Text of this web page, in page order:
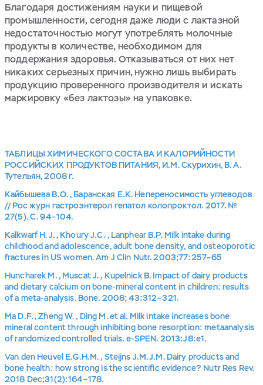
Благодаря достижениям науки и пищевой
промышленности, сегодня даже люди с лактазной
недостаточностью могут употреблять молочные
продукты в количестве, необходимом для
поддержания здоровья. Отказываться от них нет
никаких серьезных причин, нужно лишь выбирать
продукцию проверенного производителя и искать
маркировку «без лактозы» на упаковке.
ТАБЛИЦЫ ХИМИЧЕСКОГО СОСТАВА И КАЛОРИЙНОСТИ
РОССИЙСКИХ ПРОДУКТОВ ПИТАНИЯ, И.М. Скурихин, В.А.
Тутельян, 2008 г.
Кайбышева В.О., Баранская Е.К. Непереносимость углеводов
// Рос журн гастроэнтерол гепатол колопроктол. 2017. №
27(5). С. 94–104.
Kalkwarf H.J., Khoury J.C., Lanphear B.P. Milk intake during
childhood and adolescence, adult bone density, and osteoporotic
fractures in US women. Am J Clin Nutr. 2003;77:257–65
Huncharek M., Muscat J., Kupelnick B. Impact of dairy products
and dietary calcium on bone-mineral content in children: results
of a meta-analysis. Bone. 2008; 43:312–321.
Ma D.F., Zheng W., Ding M. et al. Milk intake increases bone
mineral content through inhibiting bone resorption: metaanalysis
of randomized controlled trials. e-SPEN. 2013:J8:e1.
Van den Heuvel E.G.H.M., Steijns J.M.J.M. Dairy products and
bone health: how strong is the scientific evidence? Nutr Res Rev.
2018 Dec;31(2):164–178.